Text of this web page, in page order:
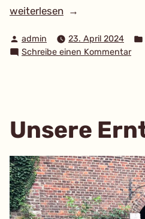
„Geselligkeit
„Ackern““
weiterlesen
Verfasst
von
admin 23. April 2024
Schreibe einen Kommentarzu
Unsere